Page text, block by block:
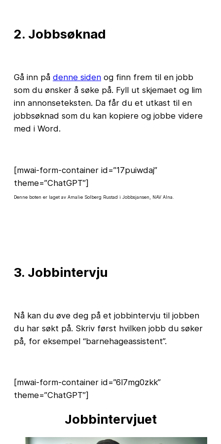
2. Jobbsøknad
Gå inn på denne siden og finn frem til en jobb
som du ønsker å søke på. Fyll ut skjemaet og lim
inn annonseteksten. Da får du et utkast til en
jobbsøknad som du kan kopiere og jobbe videre
med i Word.
[mwai-form-container id=”17puiwdaj”
theme=”ChatGPT”]
Denne boten er laget av Amalie Solberg Rustad i Jobbsjansen, NAV Alna.
3. Jobbintervju
Nå kan du øve deg på et jobbintervju til jobben
du har søkt på. Skriv først hvilken jobb du søker
på, for eksempel “barnehageassistent”.
[mwai-form-container id=”6l7mg0zkk”
theme=”ChatGPT”]
Jobbintervjuet